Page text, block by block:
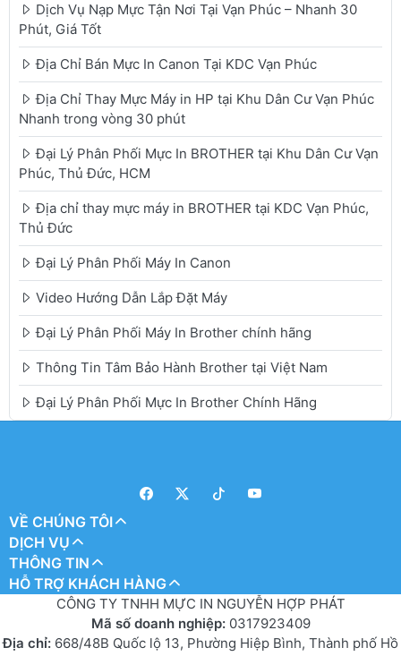
Dịch Vụ Nạp Mực Tận Nơi Tại Vạn Phúc – Nhanh 30
Phút, Giá Tốt
Địa Chỉ Bán Mực In Canon Tại KDC Vạn Phúc
Địa Chỉ Thay Mực Máy in HP tại Khu Dân Cư Vạn Phúc
Nhanh trong vòng 30 phút
Đại Lý Phân Phối Mực In BROTHER tại Khu Dân Cư Vạn
Phúc, Thủ Đức, HCM
Địa chỉ thay mực máy in BROTHER tại KDC Vạn Phúc,
Thủ Đức
Đại Lý Phân Phối Máy In Canon
Video Hướng Dẫn Lắp Đặt Máy
Đại Lý Phân Phối Máy In Brother chính hãng
Thông Tin Tâm Bảo Hành Brother tại Việt Nam
Đại Lý Phân Phối Mực In Brother Chính Hãng
VỀ CHÚNG TÔI
DỊCH VỤ
THÔNG TIN
HỖ TRỢ KHÁCH HÀNG
CÔNG TY TNHH MỰC IN NGUYỄN HỢP PHÁT
Mã số doanh nghiệp: 0317923409
Địa chỉ: 668/48B Quốc lộ 13, Phường Hiệp Bình, Thành phố Hồ